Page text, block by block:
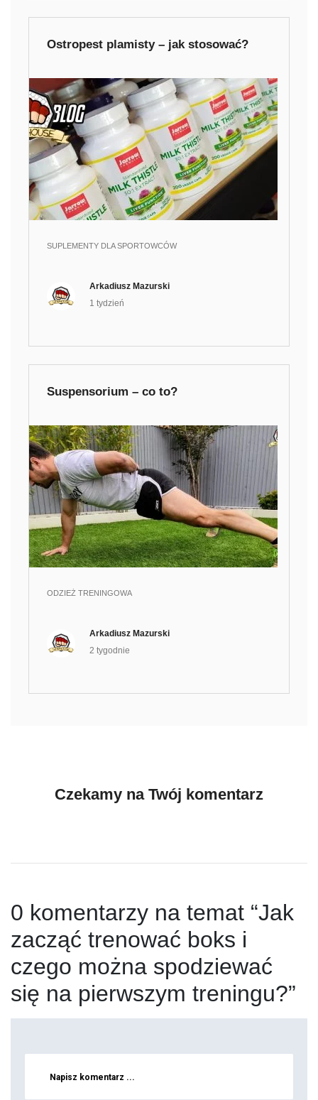
Ostropest plamisty – jak stosować?
SUPLEMENTY DLA SPORTOWCÓW
Arkadiusz Mazurski
1 tydzień
Suspensorium – co to?
ODZIEŻ TRENINGOWA
Arkadiusz Mazurski
2 tygodnie
Czekamy na Twój komentarz
0 komentarzy na temat “Jak
zacząć trenować boks i
czego można spodziewać
się na pierwszym treningu?”
Napisz komentarz ...